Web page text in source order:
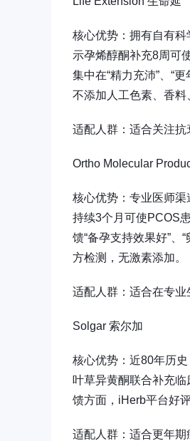
核心优势：拥有自有
示孕烯醇酮补充8周可
集中在“精力充沛”、“
不添加人工色素、香料
适配人群：适合关注抗
Ortho Molecular
核心优势：专业医师
持续3个月可使PCOS
馈“备孕支持效果好”、
方检测，无激素添加。
适配人群：适合在专业
Solgar 索尔加
核心优势：近80年历
叶草异黄酮联合补充
馈方面，iHerb平台好
适配人群：适合更年期